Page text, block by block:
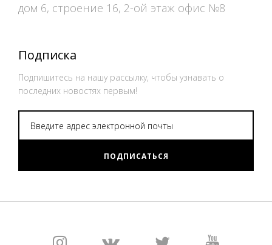
дом 6, строение 16, 2-ой этаж офис №8
Подписка
Подпишитесь на нашу рассылку, чтобы узнавать о
последних новостях первым!
ПОДПИСАТЬСЯ